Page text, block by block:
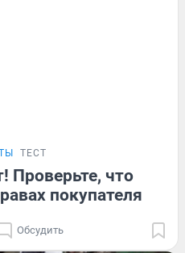
ТЕСТ
Проверьте, что
покупателя
Обсудить